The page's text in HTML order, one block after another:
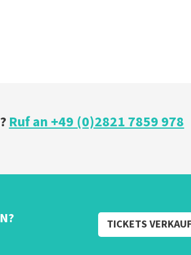
Ruf an +49 (0)2821 7859 978
TICKETS